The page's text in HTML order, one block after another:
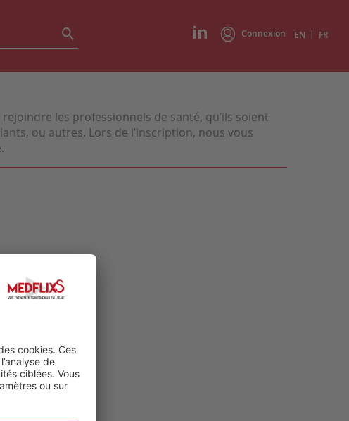
Connexion EN | FR
les professionnels de santé, qu’ils soient
ou autres. Lors de l’inscription, nous vous